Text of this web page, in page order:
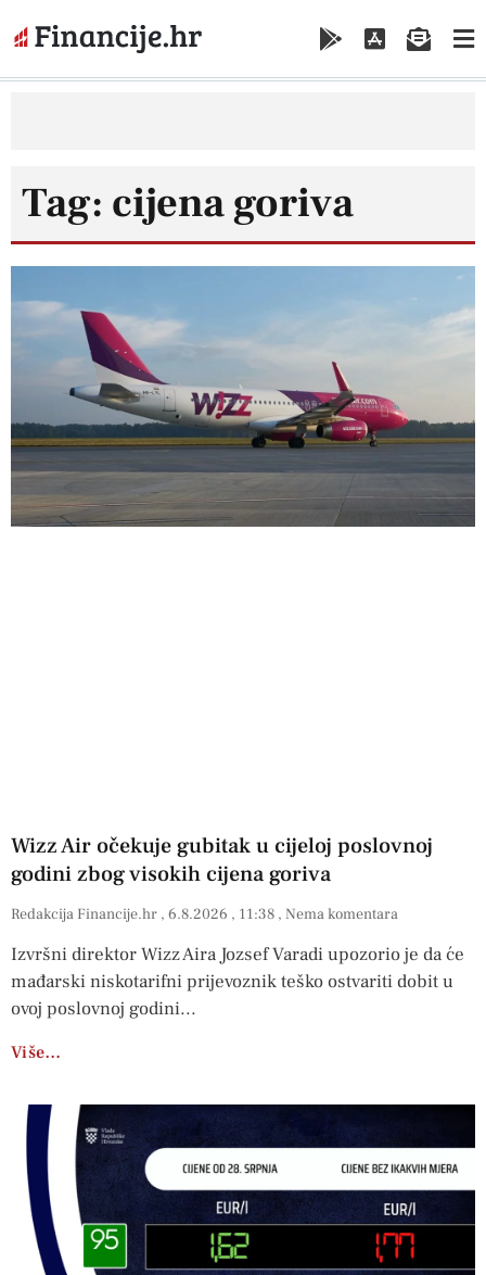
Tag: cijena goriva
Wizz Air očekuje gubitak u cijeloj poslovnoj
godini zbog visokih cijena goriva
Redakcija Financije.hr 6.8.2026 11:38 Nema komentara
Izvršni direktor Wizz Aira Jozsef Varadi upozorio je da će
mađarski niskotarifni prijevoznik teško ostvariti dobit u
ovoj poslovnoj godini
Više…